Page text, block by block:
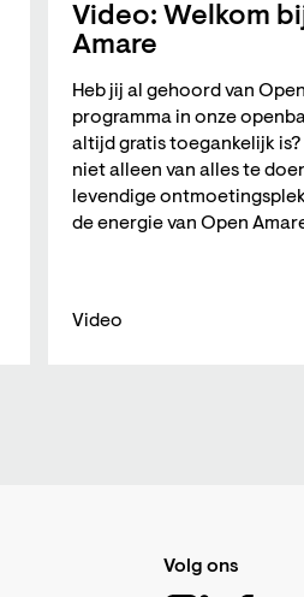
Video: Welkom
Amare
Heb jij al gehoord van
programma in onze
altijd gratis toegankelijk is?
niet alleen van alles te
levendige
de energie van Open
Video
Volg ons